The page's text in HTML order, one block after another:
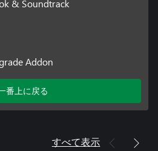
& Soundtrack
Addon
番上に戻る
すべて表示